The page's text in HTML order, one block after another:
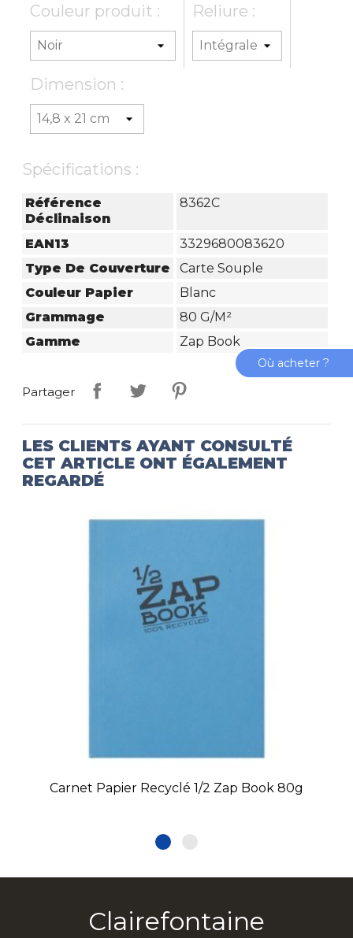
Couleur produit : Reliure :
Dimension :
Spécifications :
Référence
Déclinaison
8362C
EAN13
3329680083620
Type De Couverture
Carte Souple
Couleur Papier
Blanc
Grammage
80 G/m²
Gamme
Zap Book
Partager
LES CLIENTS AYANT CONSULTÉ
CET ARTICLE ONT ÉGALEMENT
REGARDÉ
Carnet Papier Recyclé 1/2 Zap Book 80g
Clairefontaine
Où acheter ?